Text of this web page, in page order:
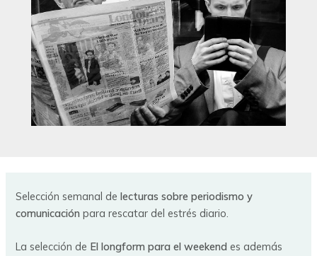
Selección semanal delecturas sobre periodismo y
comunicación para rescatar del estrés diario.
La selección de El longform para el weekend es además